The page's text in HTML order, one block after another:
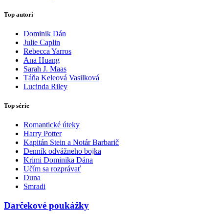
Top autori
Dominik Dán
Julie Caplin
Rebecca Yarros
Ana Huang
Sarah J. Maas
Táňa Keleová Vasilková
Lucinda Riley
Top série
Romantické úteky
Harry Potter
Kapitán Stein a Notár Barbarič
Denník odvážneho bojka
Krimi Dominika Dána
Učím sa rozprávať
Duna
Smradi
Darčekové poukážky